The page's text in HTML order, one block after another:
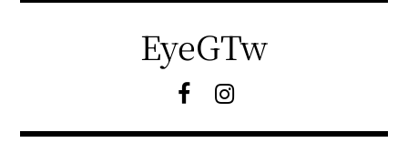
Skip
EyeGTw
F
粉
I